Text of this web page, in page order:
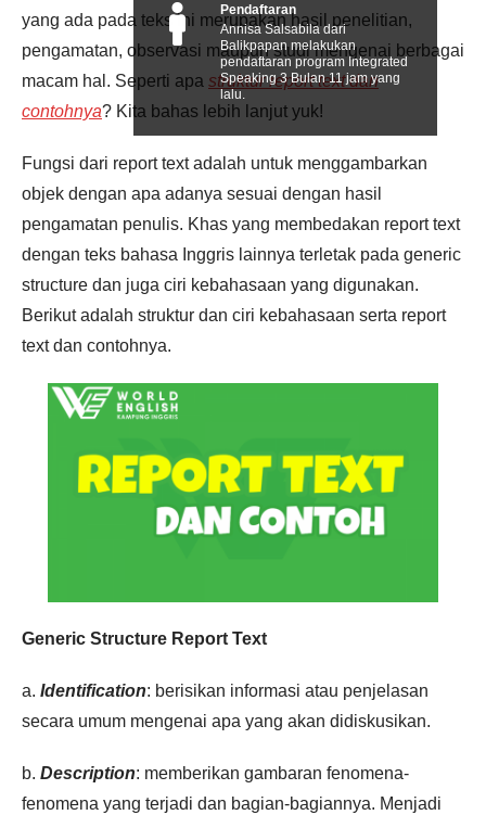
yang ada pada teks ini merupakan hasil penelitian,
pengamatan, observasi maupun studi mengenai berbagai
macam hal. Seperti apa struktur report text dan
contohnya? Kita bahas lebih lanjut yuk!
Fungsi dari report text adalah untuk menggambarkan
objek dengan apa adanya sesuai dengan hasil
pengamatan penulis. Khas yang membedakan report text
dengan teks bahasa Inggris lainnya terletak pada generic
structure dan juga ciri kebahasaan yang digunakan.
Berikut adalah struktur dan ciri kebahasaan serta report
text dan contohnya.
Generic Structure Report Text
a. Identification: berisikan informasi atau penjelasan
secara umum mengenai apa yang akan didiskusikan.
b. Description: memberikan gambaran fenomena-
fenomena yang terjadi dan bagian-bagiannya. Menjadi
Pendaftaran
Annisa Salsabila dari
Balikpapan melakukan
pendaftaran program Integrated
Speaking 3 Bulan 11 jam yang
lalu.